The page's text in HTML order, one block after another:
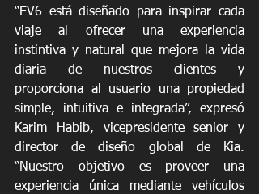
“EV6 está diseñado para inspirar cada
viaje al ofrecer una experiencia
instintiva y natural que mejora la vida
diaria de nuestros clientes y
proporciona al usuario una propiedad
simple, intuitiva e integrada”, expresó
Karim Habib, vicepresidente senior y
director de diseño global de Kia.
“Nuestro objetivo es proveer una
experiencia única mediante vehículos